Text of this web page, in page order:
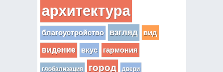
архитектура
благоустройство взгляд вид
видение вкус гармония
глобализация город двери